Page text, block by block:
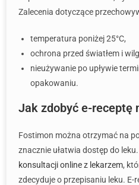
Zalecenia dotyczące
temperatura poniżej 25°C,
ochrona przed światłem i
nieużywanie po upływie
opakowaniu.
Jak zdobyć e-receptę
Fostimon można otrzymać na
znacznie ułatwia dostęp do
konsultacji online z lekarzem,
zdecyduje o przepisaniu leku.